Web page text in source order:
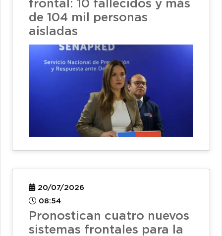
frontal: 10 fallecidos y más
de 104 mil personas
aisladas
20/07/2026
08:54
Pronostican cuatro nuevos
sistemas frontales para la